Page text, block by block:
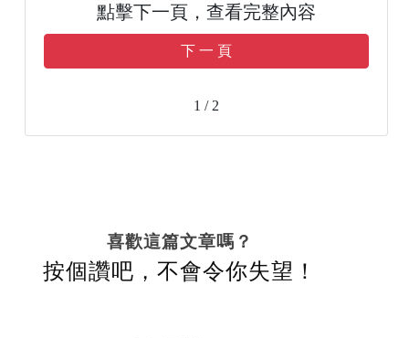
點擊下一頁，查看完整內容
下 一 頁
1 / 2
喜歡這篇文章嗎？
按個讚吧，不會令你失望！